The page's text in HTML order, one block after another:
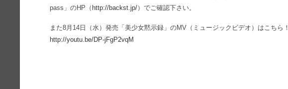
pass」のHP（ http://backst.jp/）でご確認下さい。
また8月14日（水）発売「美少女黙示録」のMV（ミュージックビデオ）はこちら！
http://youtu.be/DP-jFgP2vqM